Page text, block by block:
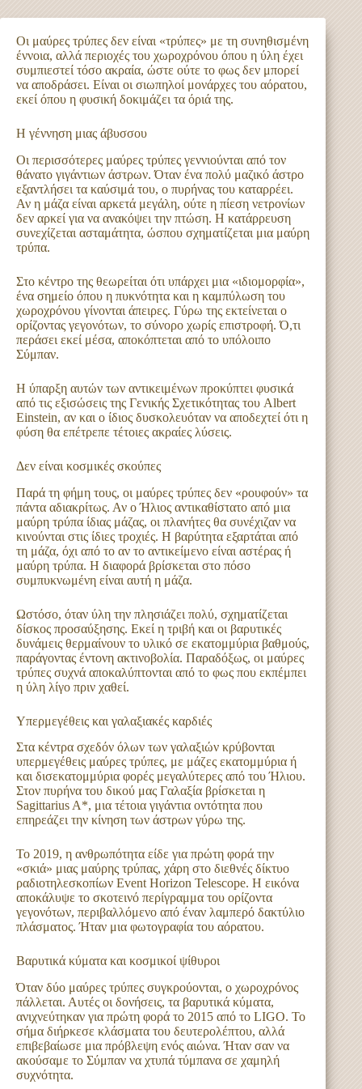
Οι μαύρες τρύπες δεν είναι «τρύπες» με τη συνηθισμένη
έννοια, αλλά περιοχές του χωροχρόνου όπου η ύλη έχει
συμπιεστεί τόσο ακραία, ώστε ούτε το φως δεν μπορεί
να αποδράσει. Είναι οι σιωπηλοί μονάρχες του αόρατου,
εκεί όπου η φυσική δοκιμάζει τα όριά της.
Η γέννηση μιας άβυσσου
Οι περισσότερες μαύρες τρύπες γεννιούνται από τον
θάνατο γιγάντιων άστρων. Όταν ένα πολύ μαζικό άστρο
εξαντλήσει τα καύσιμά του, ο πυρήνας του καταρρέει.
Αν η μάζα είναι αρκετά μεγάλη, ούτε η πίεση νετρονίων
δεν αρκεί για να ανακόψει την πτώση. Η κατάρρευση
συνεχίζεται ασταμάτητα, ώσπου σχηματίζεται μια μαύρη
τρύπα.
Στο κέντρο της θεωρείται ότι υπάρχει μια «ιδιομορφία»,
ένα σημείο όπου η πυκνότητα και η καμπύλωση του
χωροχρόνου γίνονται άπειρες. Γύρω της εκτείνεται ο
ορίζοντας γεγονότων, το σύνορο χωρίς επιστροφή. Ό,τι
περάσει εκεί μέσα, αποκόπτεται από το υπόλοιπο
Σύμπαν.
Η ύπαρξη αυτών των αντικειμένων προκύπτει φυσικά
από τις εξισώσεις της Γενικής Σχετικότητας του Albert
Einstein, αν και ο ίδιος δυσκολευόταν να αποδεχτεί ότι η
φύση θα επέτρεπε τέτοιες ακραίες λύσεις.
Δεν είναι κοσμικές σκούπες
Παρά τη φήμη τους, οι μαύρες τρύπες δεν «ρουφούν» τα
πάντα αδιακρίτως. Αν ο Ήλιος αντικαθίστατο από μια
μαύρη τρύπα ίδιας μάζας, οι πλανήτες θα συνέχιζαν να
κινούνται στις ίδιες τροχιές. Η βαρύτητα εξαρτάται από
τη μάζα, όχι από το αν το αντικείμενο είναι αστέρας ή
μαύρη τρύπα. Η διαφορά βρίσκεται στο πόσο
συμπυκνωμένη είναι αυτή η μάζα.
Ωστόσο, όταν ύλη την πλησιάζει πολύ, σχηματίζεται
δίσκος προσαύξησης. Εκεί η τριβή και οι βαρυτικές
δυνάμεις θερμαίνουν το υλικό σε εκατομμύρια βαθμούς,
παράγοντας έντονη ακτινοβολία. Παραδόξως, οι μαύρες
τρύπες συχνά αποκαλύπτονται από το φως που εκπέμπει
η ύλη λίγο πριν χαθεί.
Υπερμεγέθεις και γαλαξιακές καρδιές
Στα κέντρα σχεδόν όλων των γαλαξιών κρύβονται
υπερμεγέθεις μαύρες τρύπες, με μάζες εκατομμύρια ή
και δισεκατομμύρια φορές μεγαλύτερες από του Ήλιου.
Στον πυρήνα του δικού μας Γαλαξία βρίσκεται η
Sagittarius A*, μια τέτοια γιγάντια οντότητα που
επηρεάζει την κίνηση των άστρων γύρω της.
Το 2019, η ανθρωπότητα είδε για πρώτη φορά την
«σκιά» μιας μαύρης τρύπας, χάρη στο διεθνές δίκτυο
ραδιοτηλεσκοπίων Event Horizon Telescope. Η εικόνα
αποκάλυψε το σκοτεινό περίγραμμα του ορίζοντα
γεγονότων, περιβαλλόμενο από έναν λαμπερό δακτύλιο
πλάσματος. Ήταν μια φωτογραφία του αόρατου.
Βαρυτικά κύματα και κοσμικοί ψίθυροι
Όταν δύο μαύρες τρύπες συγκρούονται, ο χωροχρόνος
πάλλεται. Αυτές οι δονήσεις, τα βαρυτικά κύματα,
ανιχνεύτηκαν για πρώτη φορά το 2015 από το LIGO. Το
σήμα διήρκεσε κλάσματα του δευτερολέπτου, αλλά
επιβεβαίωσε μια πρόβλεψη ενός αιώνα. Ήταν σαν να
ακούσαμε το Σύμπαν να χτυπά τύμπανα σε χαμηλή
συχνότητα.